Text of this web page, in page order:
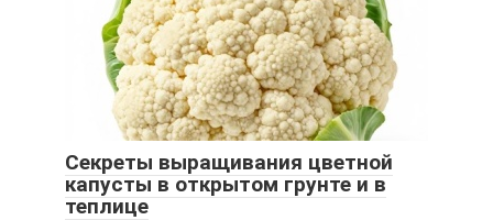
Секреты выращивания цветной
капусты в открытом грунте и в
теплице